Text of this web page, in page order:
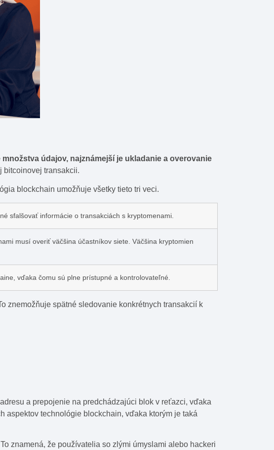
údajov, najznámejší je ukladanie a overovanie
bitcoinovej transakcii.
blockchain umožňuje všetky tieto tri veci.
sfalšovať informácie o transakciách s kryptomenami.
musí overiť väčšina účastníkov siete. Väčšina kryptomien
vďaka čomu sú plne prístupné a kontrolovateľné.
znemožňuje spätné sledovanie konkrétnych transakcií k
a prepojenie na predchádzajúci blok v reťazci, vďaka
technológie blockchain, vďaka ktorým je taká
znamená, že používatelia so zlými úmyslami alebo hackeri